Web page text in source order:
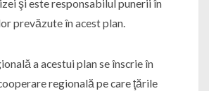
şi este responsabilul punerii în
prevăzute în acest plan.
a acestui plan se înscrie în
regională pe care ţările